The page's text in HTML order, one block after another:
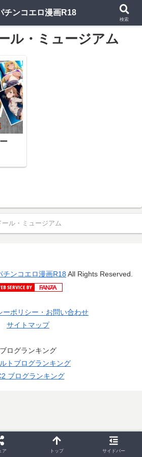
ル・ミュージアム
ール・ミュージアム
チンコエロ漫画R18 All Rights Reserved.
ーポリシー・お問い合わせ
サイトマップ
ブログランキング
トブログランキング
ブログランキング
チンコエロ漫画R18
検索
ア トップ サイドバー